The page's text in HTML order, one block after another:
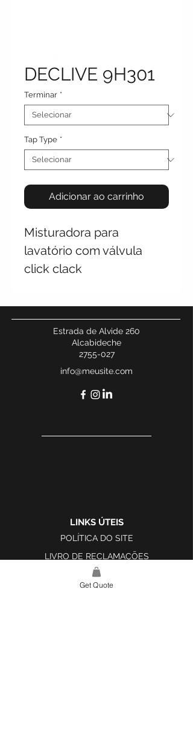
DECLIVE 9H301
Terminar *
Tap Type *
Adicionar ao carrinho
Misturadora para
lavatório com válvula
click clack
Estrada de Alvide 260
Alcabideche
2755-027
info@meusite.com
LINKS ÚTEIS
POLÍTICA DO SITE
LIVRO DE RECLAMAÇÕES
Get Quote